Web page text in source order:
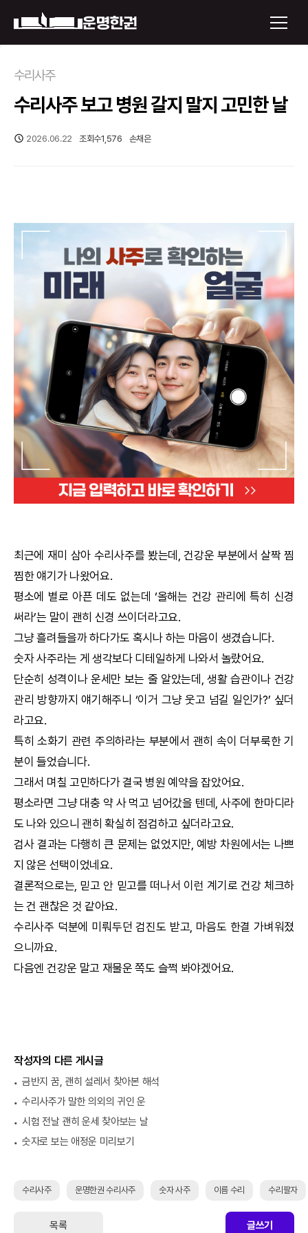
운명한권 보기
미래 배우자 얼굴
신년운세
토정비결
오늘의 운세
택일
작명
꿈해몽
수리사주
문의사항
회원가입
수리사주
수리사주 보고 병원 갈지 말지 고민한 날
2026.06.22 조회수1,576 손채은
최근에 재미 삼아 수리사주를 봤는데, 건강운 부분에서 살짝 찜
찜한 얘기가 나왔어요.
평소에 별로 아픈 데도 없는데 ‘올해는 건강 관리에 특히 신경
써라’는 말이 괜히 신경 쓰이더라고요.
그냥 흘려들을까 하다가도 혹시나 하는 마음이 생겼습니다.
숫자 사주라는 게 생각보다 디테일하게 나와서 놀랐어요.
단순히 성격이나 운세만 보는 줄 알았는데, 생활 습관이나 건강
관리 방향까지 얘기해주니 ‘이거 그냥 웃고 넘길 일인가?’ 싶더
라고요.
특히 소화기 관련 주의하라는 부분에서 괜히 속이 더부룩한 기
분이 들었습니다.
그래서 며칠 고민하다가 결국 병원 예약을 잡았어요.
평소라면 그냥 대충 약 사 먹고 넘어갔을 텐데, 사주에 한마디라
도 나와 있으니 괜히 확실히 점검하고 싶더라고요.
검사 결과는 다행히 큰 문제는 없었지만, 예방 차원에서는 나쁘
지 않은 선택이었네요.
결론적으로는, 믿고 안 믿고를 떠나서 이런 계기로 건강 체크하
는 건 괜찮은 것 같아요.
수리사주 덕분에 미뤄두던 검진도 받고, 마음도 한결 가벼워졌
으니까요.
다음엔 건강운 말고 재물운 쪽도 슬쩍 봐야겠어요.
작성자의 다른 게시글
금반지 꿈, 괜히 설레서 찾아본 해석
수리사주가 말한 의외의 귀인 운
시험 전날 괜히 운세 찾아보는 날
숫자로 보는 애정운 미리보기
수리사주 운명한권 수리사주 숫자 사주 이름 수리 수리팔자
목록 글쓰기